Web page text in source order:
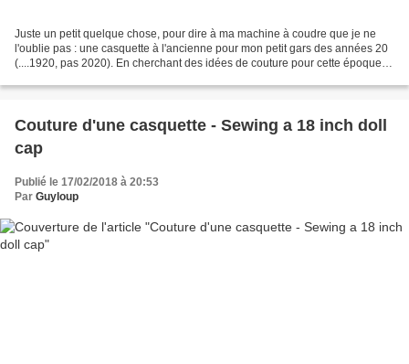
Juste un petit quelque chose, pour dire à ma machine à coudre que je ne
l'oublie pas : une casquette à l'ancienne pour mon petit gars des années 20
(....1920, pas 2020). En cherchant des idées de couture pour cette époque,
Couture d'une casquette - Sewing a 18 inch doll
cap
Publié le 17/02/2018 à 20:53
Par Guyloup